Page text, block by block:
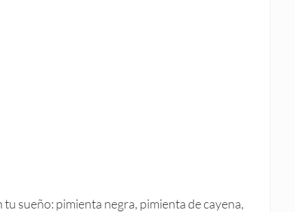
sueño: pimienta negra, pimienta de cayena,